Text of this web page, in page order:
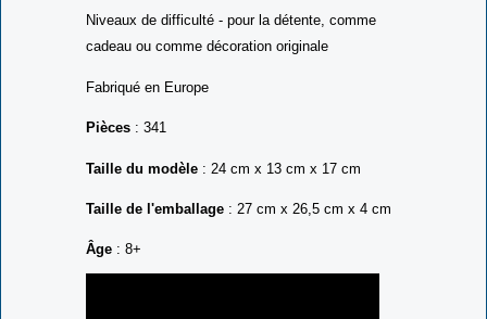
Niveaux de difficulté - pour la détente, comme
cadeau ou comme décoration originale
Fabriqué en Europe
Pièces : 341
Taille du modèle : 24 cm x 13 cm x 17 cm
Taille de l'emballage : 27 cm x 26,5 cm x 4 cm
Âge : 8+